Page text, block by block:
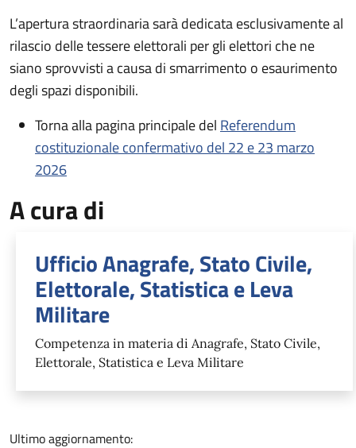
L’apertura straordinaria sarà dedicata esclusivamente al
rilascio delle tessere elettorali per gli elettori che ne
siano sprovvisti a causa di smarrimento o esaurimento
degli spazi disponibili.
Torna alla pagina principale del Referendum
costituzionale confermativo del 22 e 23 marzo
2026
A cura di
Ufficio Anagrafe, Stato Civile,
Elettorale, Statistica e Leva
Militare
Competenza in materia di Anagrafe, Stato Civile,
Elettorale, Statistica e Leva Militare
Ultimo aggiornamento: